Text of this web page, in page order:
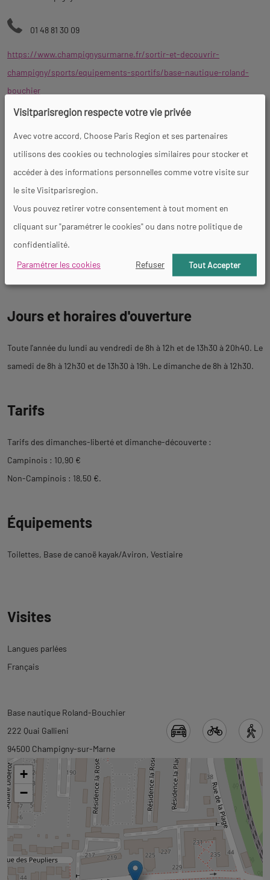
01 48 81 30 09
https://www.champignysurmarne.fr/sortir-et-decouvrir-
champigny/sports/equipements-sportifs/base-nautique-roland-
bouchier
Site spécialisé en aviron et canoë-kayak. Situé à 10min de l'INSEP et à
- En voiture : Stationnement possible aux abords du quai.
Jours et horaires d'ouverture
Toute l'année du lundi au vendredi de 8h à 12h et de 13h30 à 20h40. Le
samedi de 8h à 12h30 et de 13h30 à 19h. Le dimanche de 8h à 12h30.
Tarifs
Tarifs des dimanches-liberté et dimanche-découverte :
Campinois : 10,90 €
Non-Campinois : 18,50 €.
Équipements
Toilettes Base de canoë kayak/Aviron Vestiaire
Visites
Langues parlées
Français
informations
Revenir
à
l'onglet
carte
Base nautique Roland-Bouchier
222 Quai Gallieni
94500 Champigny-sur-Marne
+
−
Visitparisregion respecte votre vie privée
Avec votre accord, Choose Paris Region et ses partenaires
utilisons des cookies ou technologies similaires pour stocker et
accéder à des informations personnelles comme votre visite sur
le site Visitparisregion.
Vous pouvez retirer votre consentement à tout moment en
cliquant sur "paramétrer le cookies" ou dans notre politique de
confidentialité.
Paramétrer les cookies
Refuser Tout Accepter